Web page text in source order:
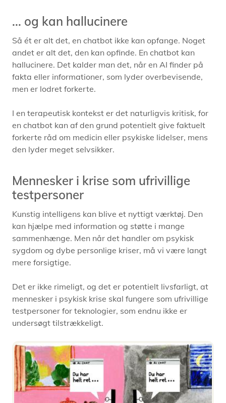
... og kan hallucinere
Så ét er alt det, en chatbot ikke kan opfange. Noget
andet er alt det, den kan opfinde. En chatbot kan
hallucinere. Det kalder man det, når en AI finder på
fakta eller informationer, som lyder overbevisende,
men er lodret forkerte.
I en terapeutisk kontekst er det naturligvis kritisk, for
en chatbot kan af den grund potentielt give faktuelt
forkerte råd om medicin eller psykiske lidelser, mens
den lyder meget selvsikker.
Mennesker i krise som ufrivillige
testpersoner
Kunstig intelligens kan blive et nyttigt værktøj. Den
kan hjælpe med information og støtte i mange
sammenhænge. Men når det handler om psykisk
sygdom og dybe personlige kriser, må vi være langt
mere forsigtige.
Det er ikke rimeligt, og det er potentielt livsfarligt, at
mennesker i psykisk krise skal fungere som ufrivillige
testpersoner for teknologier, som endnu ikke er
undersøgt tilstrækkeligt.